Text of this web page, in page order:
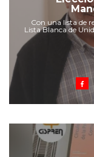
Con una lista de
Lista Blanca de